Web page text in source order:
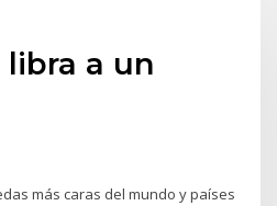
libra a un
más caras del mundo y países